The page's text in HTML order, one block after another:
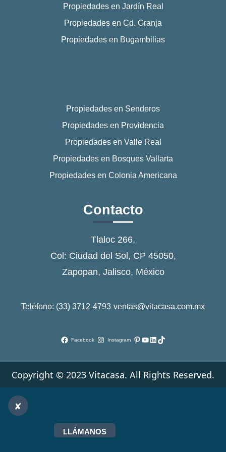
Propiedades en Jardín Real
Propiedades en Cd. Granja
Propiedades en Bugambilias
Propiedades en Senderos
Propiedades en Providencia
Propiedades en Valle Real
Propiedades en Bosques Vallarta
Propiedades en Colonia Americana
Contacto
Tlaloc 266,
Col: Ciudad del Sol, CP 45050,
Zapopan, Jalisco, México
Teléfono: (33) 3712-4793 ventas@vitacasa.com.mx
Facebook Instagram Pinterest
YouTube
LinkedIn
TikTok
Copyright © 2023 Vitacasa. All Rights Reserved.
LLÁMANOS